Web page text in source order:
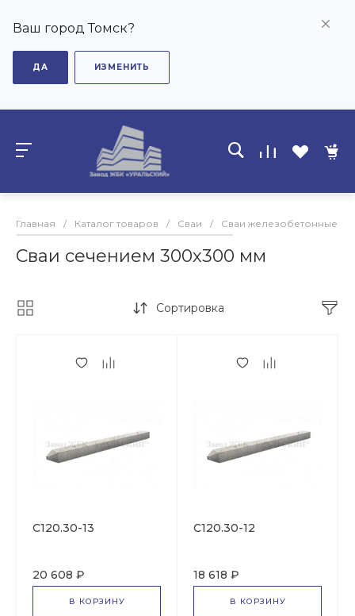
Ваш город Томск?
ДА ИЗМЕНИТЬ
Главная / Каталог товаров / Сваи / Сваи железобетонные
Сваи сечением 300х300 мм
Сортировка
С120.30-13
20 608 ₽
В КОРЗИНУ
С120.30-12
18 618 ₽
В КОРЗИНУ